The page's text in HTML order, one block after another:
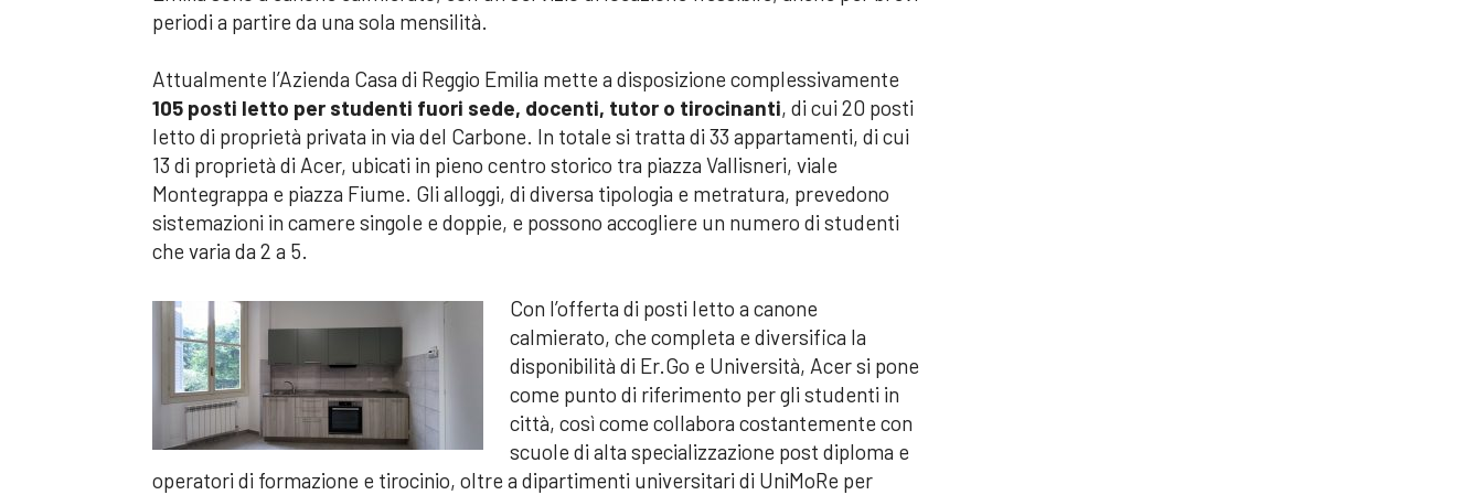
periodi a partire da una sola mensilità.
Attualmente l’Azienda Casa di Reggio Emilia mette a disposizione complessivamente
105 posti letto per studenti fuori sede, docenti, tutor o tirocinanti, di cui 20 posti
letto di proprietà privata in via del Carbone. In totale si tratta di 33 appartamenti, di cui
13 di proprietà di Acer, ubicati in pieno centro storico tra piazza Vallisneri, viale
Montegrappa e piazza Fiume. Gli alloggi, di diversa tipologia e metratura, prevedono
sistemazioni in camere singole e doppie, e possono accogliere un numero di studenti
che varia da 2 a 5.
Con l’offerta di posti letto a canone
calmierato, che completa e diversifica la
disponibilità di Er.Go e Università, Acer si pone
come punto di riferimento per gli studenti in
città, così come collabora costantemente con
scuole di alta specializzazione post diploma e
operatori di formazione e tirocinio, oltre a dipartimenti universitari di UniMoRe per